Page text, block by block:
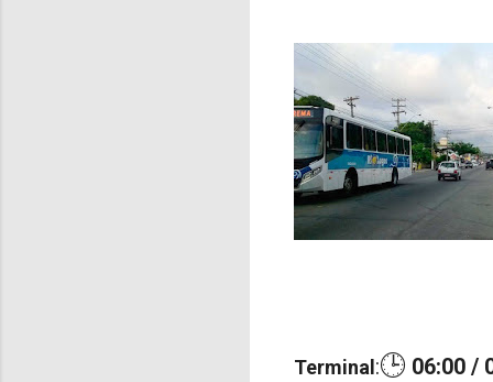
Terminal :🕒 06:00 /